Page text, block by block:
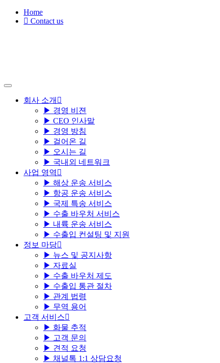
Skip
Home
Contact us
회사 소개
▶ 경영 비젼
▶ CEO 인사말
▶ 경영 방침
▶ 걸어온 길
▶ 오시는 길
▶ 국내외 네트워크
사업 영역
▶ 해상 운송 서비스
▶ 항공 운송 서비스
▶ 국제 특송 서비스
▶ 수출 바우처 서비스
▶ 내륙 운송 서비스
▶ 수출입 컨설팅 및 지원
정보 마당
▶ 뉴스 및 공지사항
▶ 자료실
▶ 수출 바우처 제도
▶ 수출입 통관 절차
▶ 관계 법령
▶ 무역 용어
고객 서비스
▶ 화물 추적
▶ 고객 문의
▶ 견적 요청
▶ 채널톡 1:1 상담요청